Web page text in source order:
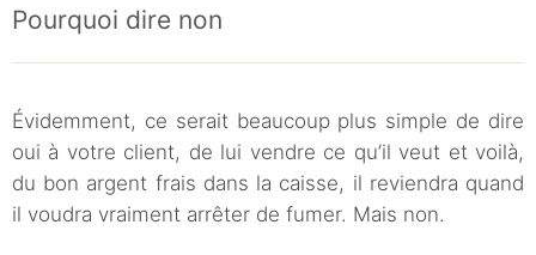
Pourquoi dire non
Évidemment, ce serait beaucoup plus simple de dire
oui à votre client, de lui vendre ce qu’il veut et voilà,
du bon argent frais dans la caisse, il reviendra quand
il voudra vraiment arrêter de fumer. Mais non.